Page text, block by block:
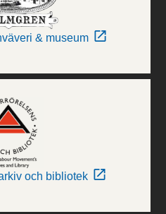
& museum
och bibliotek